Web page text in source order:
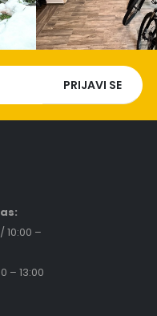
10:00 –
– 13:00